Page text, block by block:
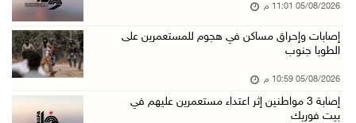
"التربية" تخرج الفوج الأول من مدربي المعلمين ...
05/آب/2026 06:44 م
05/آب/2026 06:43 م
الهلال الأحمر: 8 إصابات إثر اعتداء الاحتلال ...
05/08/2026 11:01 م
إصابات وإحراق مساكن في هجوم للمستعمرين على
الطوبا جنوب
05/08/2026 10:59 م
إصابة 3 مواطنين إثر اعتداء مستعمرين عليهم في
بيت فوريك